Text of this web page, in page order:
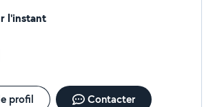
Je suis sérieuse
l'instant
profil Contacter